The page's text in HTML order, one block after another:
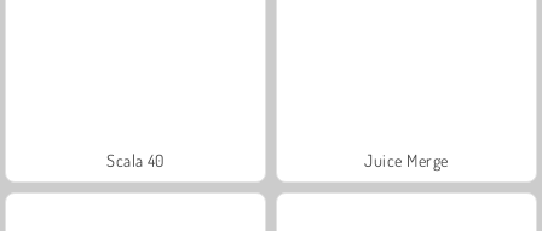
Scala 40 Juice Merge